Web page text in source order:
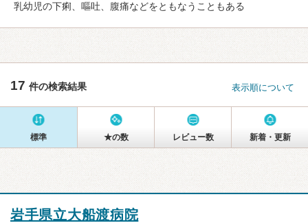
乳幼児の下痢、嘔吐、腹痛などをともなうこともある
17 件の検索結果 表示順について
標準 ★の数 レビュー数 新着・更新
岩手県立大船渡病院